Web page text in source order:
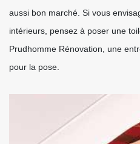
aussi bon marché. Si vous
intérieurs, pensez à poser une
Prudhomme Rénovation, une
pour la pose.